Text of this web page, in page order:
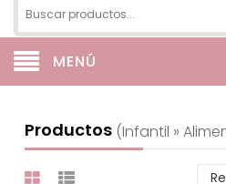
MENÚ
Productos (infantil »